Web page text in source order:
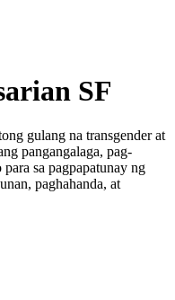
SF
gulang na transgender at
pangangalaga, pag-
sa pagpapatunay ng
paghahanda, at